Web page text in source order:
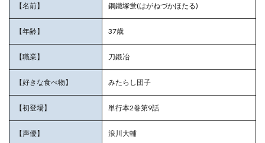
1.1
鋼鐵
塚蛍
「浪
川大
輔」
1.2
鋼鐵
塚蛍
【名前】 鋼鐵塚蛍(はがねづかほたる)
【年齢】 37歳
【職業】 刀鍛冶
【好きな食べ物】 みたらし団子
【初登場】 単行本2巻第9話
【声優】 浪川大輔